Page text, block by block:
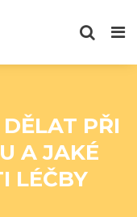
PŘI
A JAKÉ
LÉČBY